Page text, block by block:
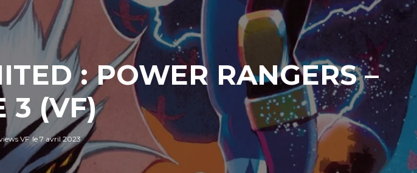
: POWER RANGERS –
3 (VF)
VF le 7 avril 2023